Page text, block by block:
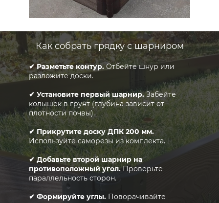
Как собрать грядку с шарниром
✔ Разметьте контур.Отбейте шнур или
разложите доски.
✔ Установите первый шарнир.Забейте
колышек в грунт (глубина зависит от
плотности почвы).
✔ Прикрутите доску ДПК 200 мм.
Используйте саморезы из комплекта.
✔ Добавьте второй шарнир на
противоположный угол.Проверьте
параллельность сторон.
✔ Формируйте углы. Поворачивайте